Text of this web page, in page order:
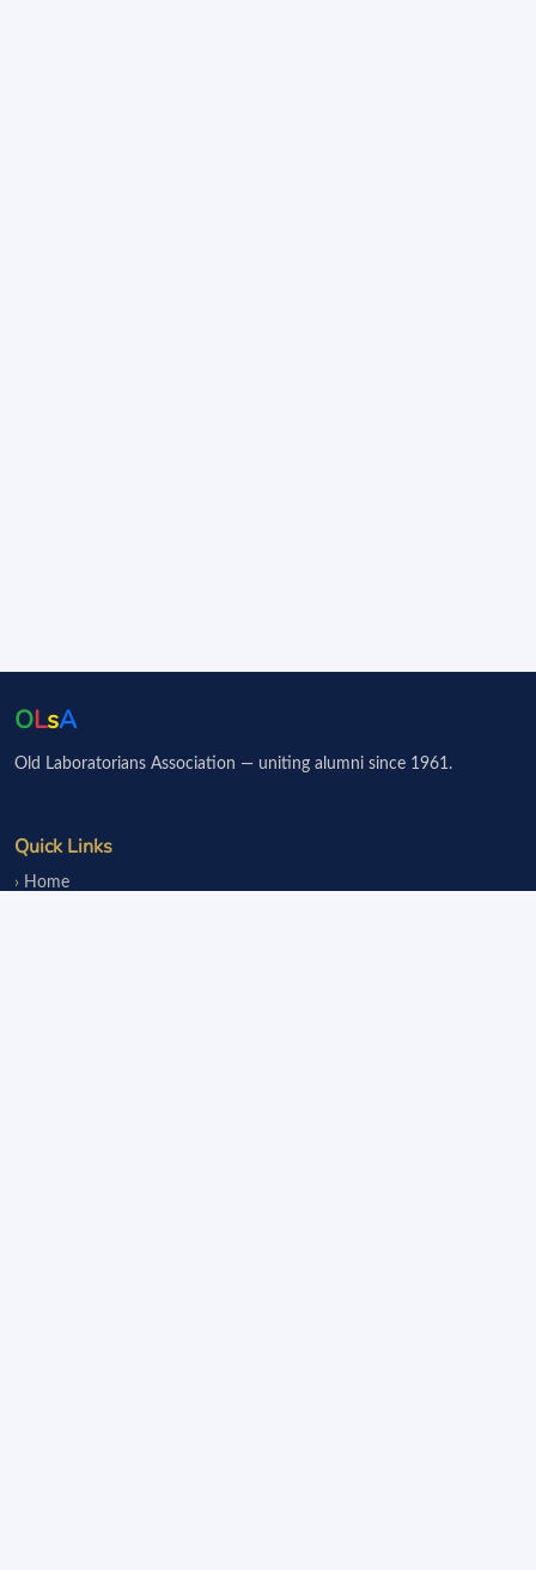
OLsA
Old Laboratorians Association — uniting alumni since 1961.
Quick Links
Home